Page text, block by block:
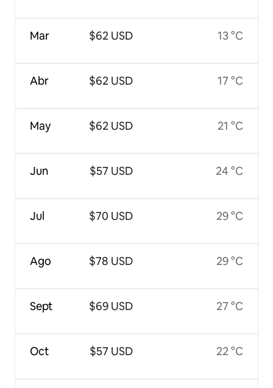
Mar
Abr
May
Jun
Jul
Ago
Sept
Oct
$62 USD
$62 USD
$62 USD
$57 USD
$70 USD
$78 USD
$69 USD
$57 USD
13 °C
17 °C
21 °C
24 °C
29 °C
29 °C
27 °C
22 °C